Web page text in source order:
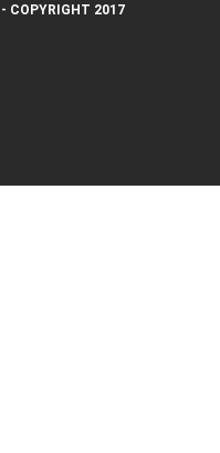
- COPYRIGHT 2017